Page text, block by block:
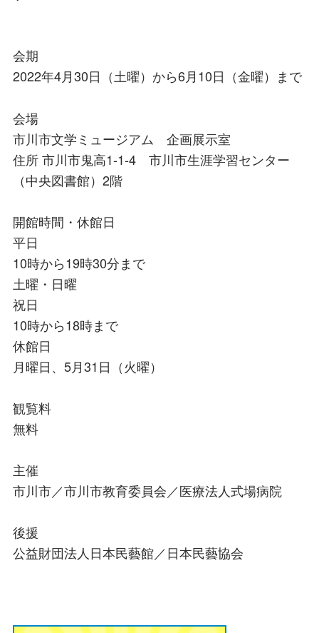
会期
2022年4月30日（土曜）から6月10日（金曜）まで
会場
市川市文学ミュージアム 企画展示室
住所 市川市鬼高1-1-4 市川市生涯学習センター
（中央図書館）2階
開館時間・休館日
平日
10時から19時30分まで
土曜・日曜
祝日
10時から18時まで
休館日
月曜日、5月31日（火曜）
観覧料
無料
主催
市川市／市川市教育委員会／医療法人式場病院
後援
公益財団法人日本民藝館／日本民藝協会